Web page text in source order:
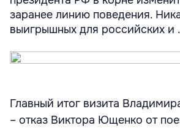
заранее линию поведения.
выигрышных для российских и
Главный итог визита
– отказ Виктора Ющенко от